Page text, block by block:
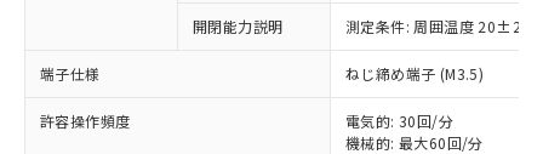
開閉能力説明 測定条件: 周囲温度 20±2℃
端子仕様 ねじ締め端子 (M3.5)
許容操作頻度
電気的: 30回/分
機械的: 最大60回/分
ご利用条件
以下の条件をお読みいただき、同意のうえ
ご利用ください。
対応予定：EU RoHS指令（10物質）の非含
有に対応した製品に切り替える予定のある
商品です。
対応予定なし：EU RoHS指令（10物質）の
非含有に非対応の商品で、対応品を出す予